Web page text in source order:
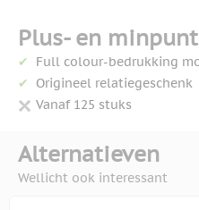
Plus- en
Full colour-bedrukking
Origineel relatiegeschenk
Vanaf 125 stuks
Alternatieven
Wellicht ook interessant